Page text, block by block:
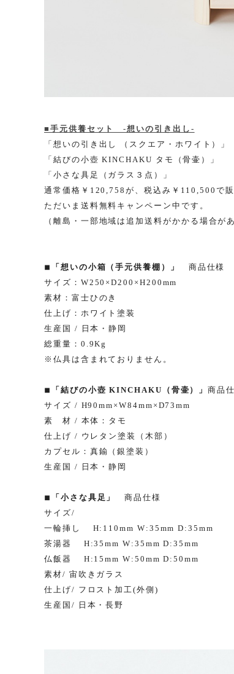
■手元供養セット -想いの引き出し-
「想いの引き出し （スクエア・ホワイト）」
「結びの小壺 KINCHAKU タモ（骨壷）」
「小さな具足（ガラス３点）」
通常価格￥120,758が、税込み￥ 110,500で
ただいま送料無料キャンペーン中です。
（離島・一部地域は追加送料がかかる場合が
◾︎「想いの小箱（手元供養棚）」
商品仕様
サイズ：W250×D200×H200mm
素材：富士ひのき
仕上げ：ホワイト塗装
生産国 / 日本・静岡
総重量：0.9Kg
※仏具は含まれておりません。
◾︎「結びの小壺 KINCHAKU（骨壷）」商品
サイズ / H90mm×W84mm×D73mm
素 材 / 本体：タモ
仕上げ / ウレタン塗装（木部）
カプセル：真鍮（銀塗装）
生産国 / 日本・静岡
◾︎「小さな具足」
商品仕様
サイズ/
一輪挿し H:110mm W:35mm D:35mm
茶湯器 H:35mm W:35mm D:35mm
仏飯器 H:15mm W:50mm D:50mm
素材/ 宙吹きガラス
仕上げ/ フロスト加工(外側)
生産国/ 日本・長野